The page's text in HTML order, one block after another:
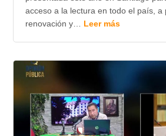
acceso a la lectura en todo el país, a
renovación y… Leer más